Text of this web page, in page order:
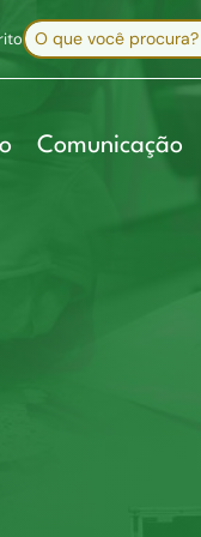
Buscar no site
Comunicação